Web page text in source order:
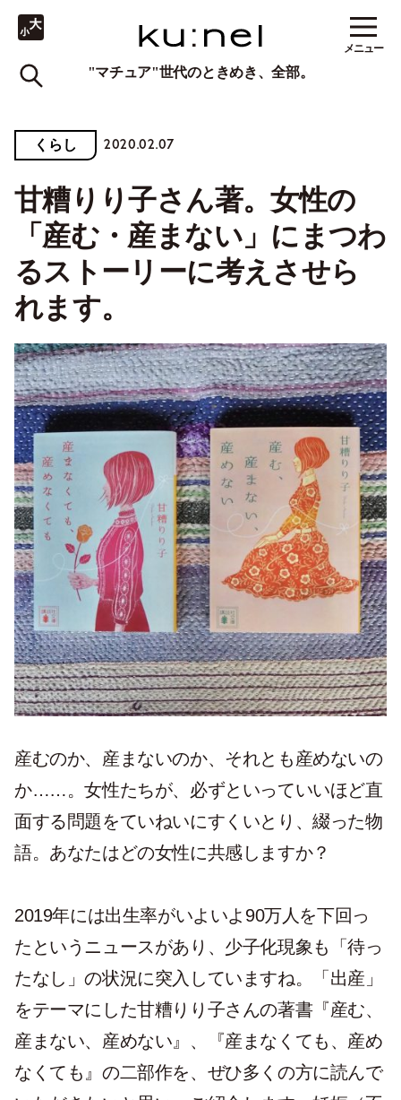
"マチュア"世代のときめき、全部。
メニュー
くらし 2020.02.07
甘糟りり子さん著。女性の
「産む・産まない」にまつわ
るストーリーに考えさせら
れます。
産むのか、産まないのか、それとも産めないの
か……。女性たちが、必ずといっていいほど直
面する問題をていねいにすくいとり、綴った物
語。あなたはどの女性に共感しますか？
2019年には出生率がいよいよ90万人を下回っ
たというニュースがあり、少子化現象も「待っ
たなし」の状況に突入していますね。「出産」
をテーマにした甘糟りり子さんの著書『産む、
産まない、産めない』、『産まなくても、産め
なくても』の二部作を、ぜひ多くの方に読んで